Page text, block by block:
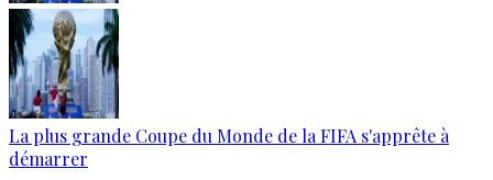
La plus grande Coupe du Monde de la FIFA s'apprête à
démarrer